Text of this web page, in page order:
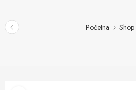
Početna Shop